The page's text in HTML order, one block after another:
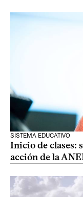
SISTEMA EDUCATIVO
Inicio de clases:
acción de la